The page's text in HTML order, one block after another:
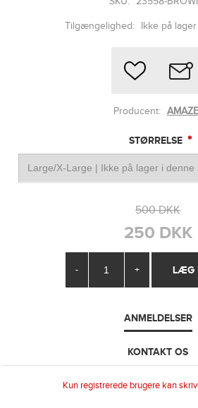
Tilgængelighed: Ikke på
Producent: AMAZE
STØRRELSE *
500 DKK
250 DKK
- +
ANMELDELSER
KONTAKT OS
Kun registrerede brugere kan